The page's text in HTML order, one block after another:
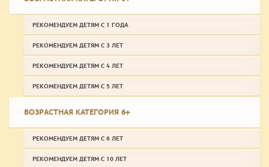
РЕКОМЕНДУЕМ ДЕТЯМ С 1 ГОДА
РЕКОМЕНДУЕМ ДЕТЯМ С 3 ЛЕТ
РЕКОМЕНДУЕМ ДЕТЯМ С 4 ЛЕТ
РЕКОМЕНДУЕМ ДЕТЯМ С 5 ЛЕТ
ВОЗРАСТНАЯ КАТЕГОРИЯ 6+
РЕКОМЕНДУЕМ ДЕТЯМ С 6 ЛЕТ
РЕКОМЕНДУЕМ ДЕТЯМ С 10 ЛЕТ